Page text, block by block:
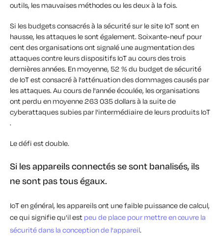
outils, les mauvaises méthodes ou les deux à la fois.
Si les budgets consacrés à la sécurité sur le site IoT sont en
hausse, les attaques le sont également. Soixante-neuf pour
cent des organisations ont signalé une augmentation des
attaques contre leurs dispositifs IoT au cours des trois
dernières années. En moyenne, 52 % du budget de sécurité
de IoT est consacré à l'atténuation des dommages causés par
les attaques. Au cours de l'année écoulée, les organisations
ont perdu en moyenne 263 035 dollars à la suite de
cyberattaques subies par l'intermédiaire de leurs produits IoT
.
Le défi est double.
Si les appareils connectés se sont banalisés, ils
ne sont pas tous égaux.
IoT en général, les appareils ont une faible puissance de calcul,
ce qui signifie qu'il est peu de place pour mettre en œuvre la
sécurité dans la conception de l'appareil.